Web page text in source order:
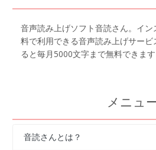
音声読み上げソフト音読さん。イ
料で利用できる音声読み上げサー
ると毎月5000文字まで無料できま
メニュ
音読さんとは？